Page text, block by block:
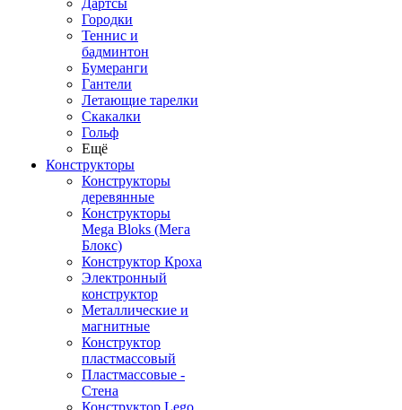
Дартсы
Городки
Теннис и
бадминтон
Бумеранги
Гантели
Летающие тарелки
Скакалки
Гольф
Ещё
Конструкторы
Конструкторы
деревянные
Конструкторы
Mega Bloks (Мега
Блокс)
Конструктор Кроха
Электронный
конструктор
Металлические и
магнитные
Конструктор
пластмассовый
Пластмассовые -
Стена
Конструктор Lego